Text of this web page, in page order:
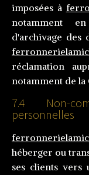
imposées à
notamment
d'archivage des
réclamation
notamment de
7.4 Non-
personnelles
héberger ou
ses clients vers